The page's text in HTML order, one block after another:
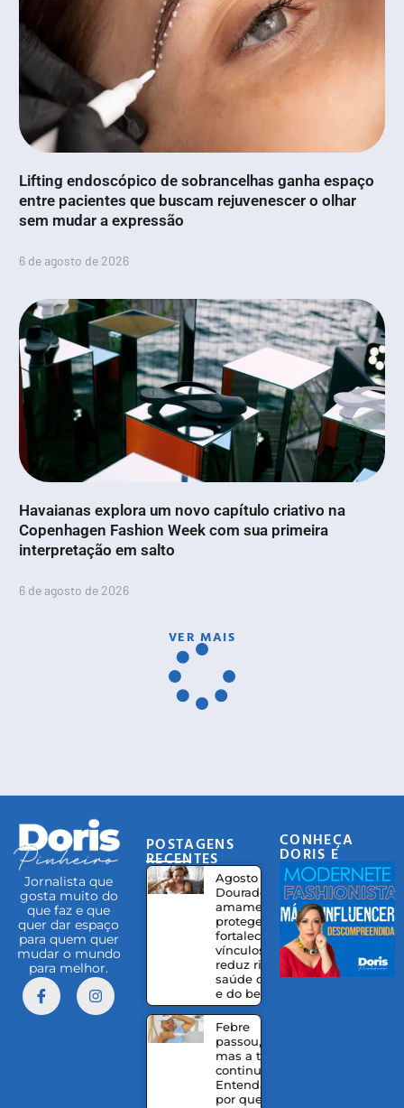
Lifting endoscópico de sobrancelhas ganha espaço
entre pacientes que buscam rejuvenescer o olhar
sem mudar a expressão
6 de agosto de 2026
Havaianas explora um novo capítulo criativo na
Copenhagen Fashion Week com sua primeira
interpretação em salto
6 de agosto de 2026
VER MAIS
Jornalista que
gosta muito do
que faz e que
quer dar espaço
para quem quer
mudar o mundo
para melhor.
POSTAGENS
RECENTES
Agosto
Dourado:
amamentação
protege,
fortalece
vínculos e
reduz riscos à
saúde da mãe
e do bebê
Febre
passou,
mas a tosse
continua?
Entenda
por que
CONHEÇA
DORIS E
EQUIPE